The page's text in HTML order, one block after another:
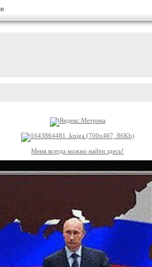
Меня всегда можно найти здесь!